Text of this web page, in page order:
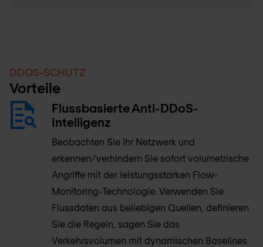
DDOS-SCHUTZ
Vorteile
Flussbasierte Anti-DDoS-
Intelligenz
Beobachten Sie Ihr Netzwerk und
erkennen/verhindern Sie sofort volumetrische
Angriffe mit der leistungsstarken Flow-
Monitoring-Technologie. Verwenden Sie
Flussdaten aus beliebigen Quellen, definieren
Sie die Regeln, sagen Sie das
Verkehrsvolumen mit dynamischen Baselines